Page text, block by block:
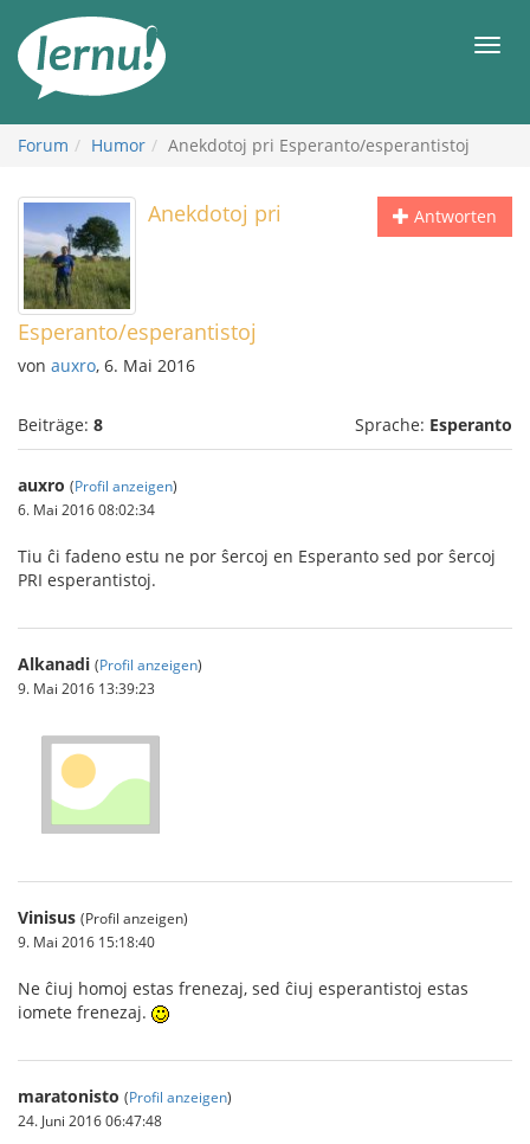
Inhalt
Forum Humor Anekdotoj pri Esperanto/esperantistoj
Antworten
Anekdotoj pri
Esperanto/esperantistoj
von auxro, 6. Mai 2016
Beiträge: 8 Sprache: Esperanto
auxro (Profil anzeigen)
6. Mai 2016 08:02:34
Tiu ĉi fadeno estu ne por ŝercoj en Esperanto sed por ŝercoj
PRI esperantistoj.
Alkanadi (Profil anzeigen)
9. Mai 2016 13:39:23
Vinisus (Profil anzeigen)
9. Mai 2016 15:18:40
Ne ĉiuj homoj estas frenezaj, sed ĉiuj esperantistoj estas
iomete frenezaj.
maratonisto (Profil anzeigen)
24. Juni 2016 06:47:48